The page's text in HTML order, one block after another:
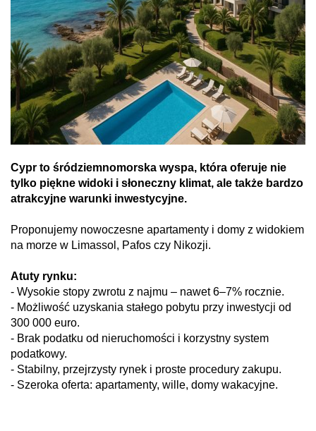
Cypr to śródziemnomorska wyspa, która oferuje nie
tylko piękne widoki i słoneczny klimat, ale także bardzo
atrakcyjne warunki inwestycyjne.
Proponujemy nowoczesne apartamenty i domy z widokiem
na morze w Limassol, Pafos czy Nikozji.
Atuty rynku:
- Wysokie stopy zwrotu z najmu – nawet 6–7% rocznie.
- Możliwość uzyskania stałego pobytu przy inwestycji od
300 000 euro.
- Brak podatku od nieruchomości i korzystny system
podatkowy.
- Stabilny, przejrzysty rynek i proste procedury zakupu.
- Szeroka oferta: apartamenty, wille, domy wakacyjne.